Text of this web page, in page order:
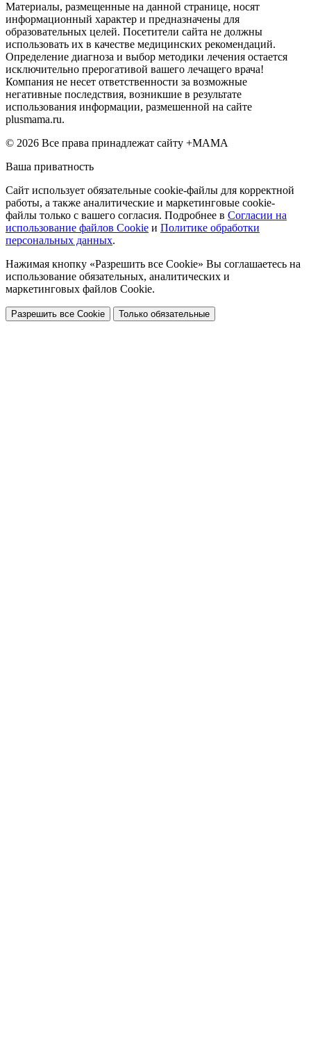
Материалы, размещенные на данной странице, носят
информационный характер и предназначены для
образовательных целей. Посетители сайта не должны
использовать их в качестве медицинских рекомендаций.
Определение диагноза и выбор методики лечения остается
исключительно прерогативой вашего лечащего врача!
Компания не несет ответственности за возможные
негативные последствия, возникшие в результате
использования информации, размешенной на сайте
plusmama.ru.
© 2026 Все права принадлежат сайту +МАМА
Ваша приватность
Сайт использует обязательные cookie-файлы для корректной
работы, а также аналитические и маркетинговые cookie-
файлы только с вашего согласия. Подробнее в Согласии на
использование файлов Cookie и Политике обработки
персональных данных.
Нажимая кнопку «Разрешить все Cookie» Вы соглашаетесь на
использование обязательных, аналитических и
маркетинговых файлов Cookie.
Разрешить все Cookie Только обязательные